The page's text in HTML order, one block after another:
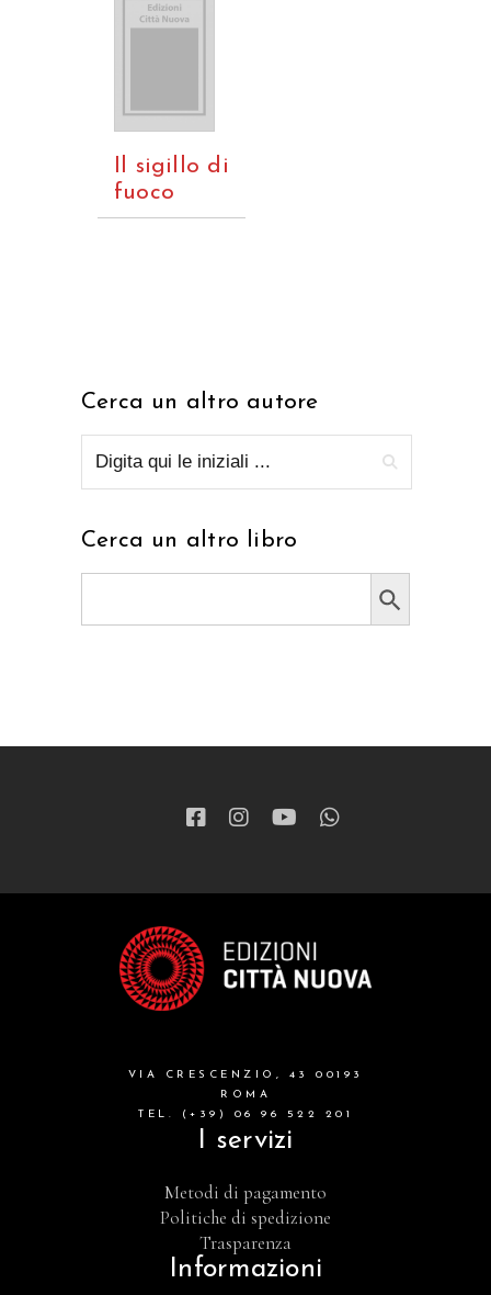
Il sigillo di
fuoco
Cerca un altro autore
Cerca un altro libro
Search Button
VIA CRESCENZIO, 43 00193
ROMA
TEL. (+39) 06 96 522 201
I servizi
Metodi di pagamento
Politiche di spedizione
Trasparenza
Informazioni